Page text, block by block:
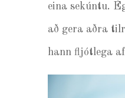
eina sekúntu.
að gera aðra
hann fljótlega